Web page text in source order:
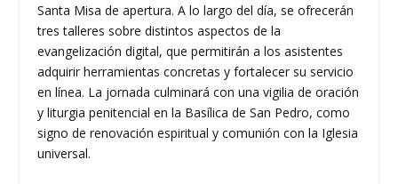
Santa Misa de apertura. A lo largo del día, se ofrecerán
tres talleres sobre distintos aspectos de la
evangelización digital, que permitirán a los asistentes
adquirir herramientas concretas y fortalecer su servicio
en línea. La jornada culminará con una vigilia de oración
y liturgia penitencial en la Basílica de San Pedro, como
signo de renovación espiritual y comunión con la Iglesia
universal.